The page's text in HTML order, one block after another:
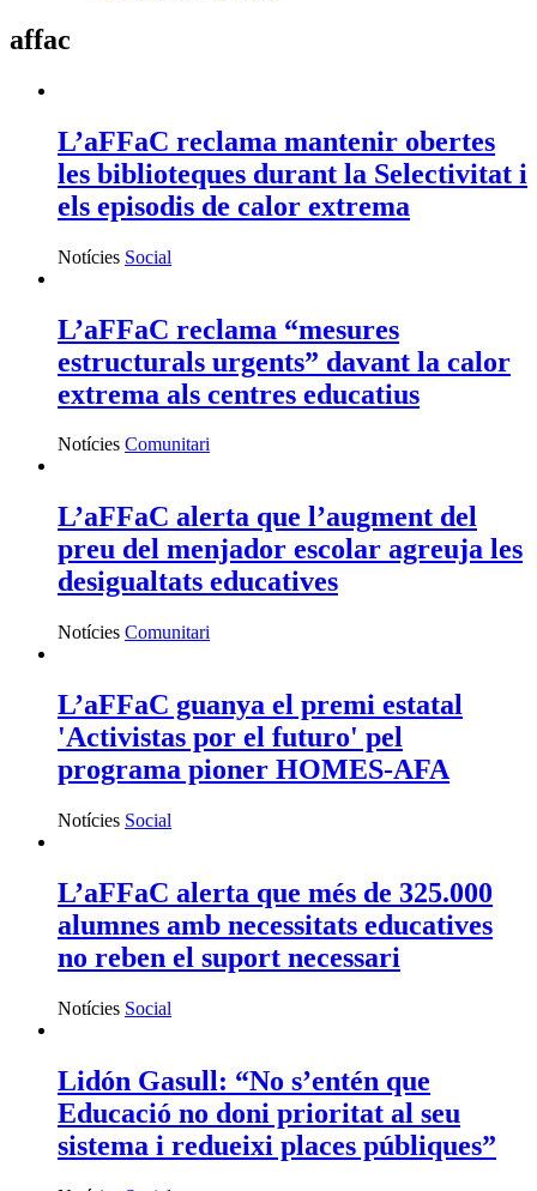
affac
L’aFFaC reclama mantenir obertes
les biblioteques durant la Selectivitat i
els episodis de calor extrema
Notícies Social
L’aFFaC reclama “mesures
estructurals urgents” davant la calor
extrema als centres educatius
Notícies Comunitari
L’aFFaC alerta que l’augment del
preu del menjador escolar agreuja les
desigualtats educatives
Notícies Comunitari
L’aFFaC guanya el premi estatal
'Activistas por el futuro' pel
programa pioner HOMES-AFA
Notícies Social
L’aFFaC alerta que més de 325.000
alumnes amb necessitats educatives
no reben el suport necessari
Notícies Social
Lidón Gasull: “No s’entén que
Educació no doni prioritat al seu
sistema i redueixi places públiques”